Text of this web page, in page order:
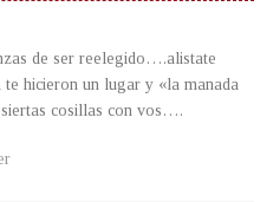
de ser reelegido….alistate
hicieron un lugar y «la manada
cosillas con vos….